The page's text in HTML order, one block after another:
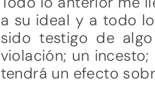
a su ideal y a todo
sido testigo de
violación; un
tendrá un efecto